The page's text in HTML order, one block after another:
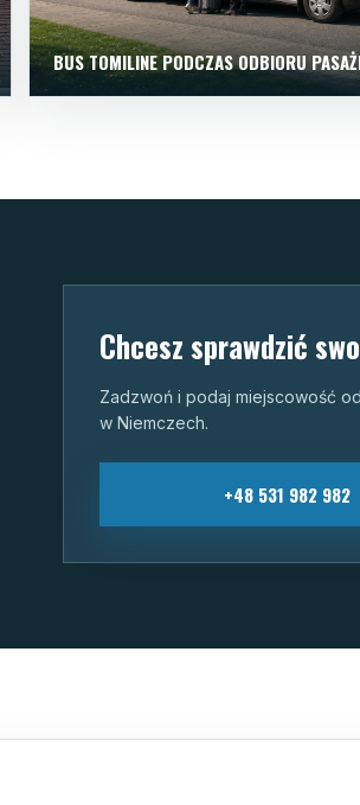
BUS TOMILINE PODCZAS ODBIORU
Chcesz sprawdzić
Zadzwoń i podaj miejscowość
w Niemczech.
+48 531 982 982